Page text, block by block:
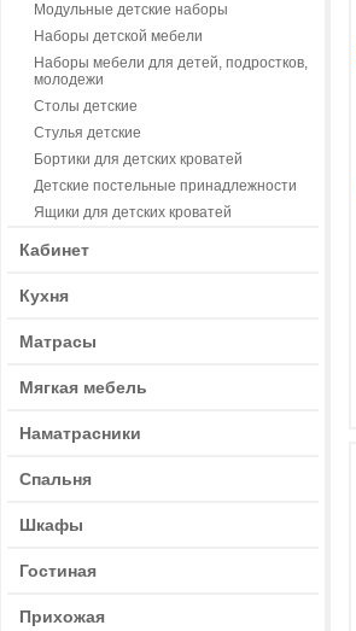
Модульные детские наборы
Наборы детской мебели
Наборы мебели для детей, подростков,
молодежи
Столы детские
Стулья детские
Бортики для детских кроватей
Детские постельные принадлежности
Ящики для детских кроватей
Кабинет
Кухня
Матрасы
Мягкая мебель
Наматрасники
Спальня
Шкафы
Гостиная
Прихожая